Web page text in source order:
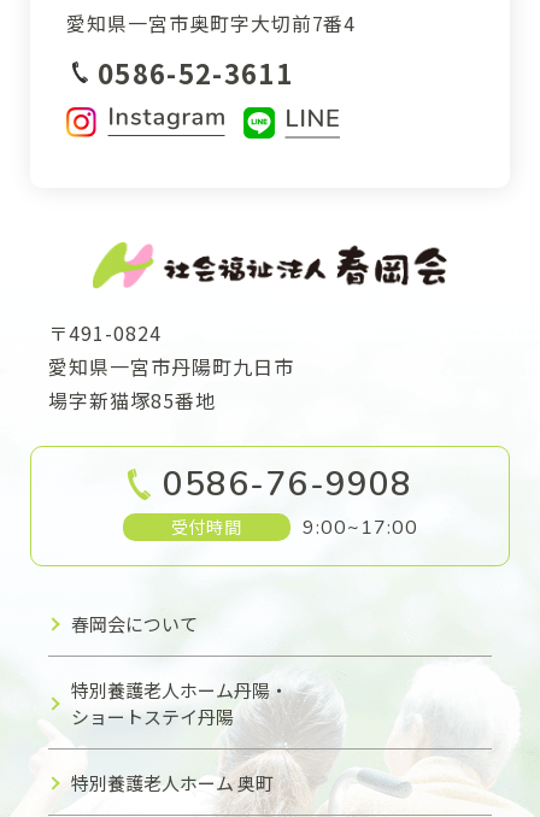
愛知県一宮市奥町字大切前7番4
0586-52-3611
〒491-0824
愛知県一宮市丹陽町九日市
場字新猫塚85番地
0586-76-9908
受付時間 9:00~17:00
春岡会について
特別養護老人ホーム丹陽・
ショートステイ丹陽
特別養護老人ホーム 奥町